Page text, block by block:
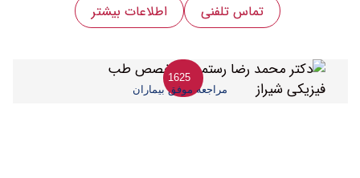
تماس تلفنی اطلاعات بیشتر
1625
مراجعه موفق بیماران